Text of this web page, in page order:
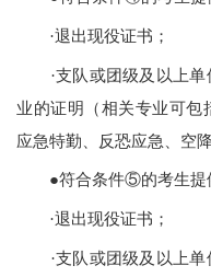
·退出现役证书；
·支队或团级及以上单
业的证明（相关专业可包
应急特勤、反恐应急、空
●符合条件⑤的考生提
·退出现役证书；
·支队或团级及以上单